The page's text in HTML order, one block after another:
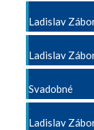
Ladislav
Ladislav
Svadobné
Ladislav